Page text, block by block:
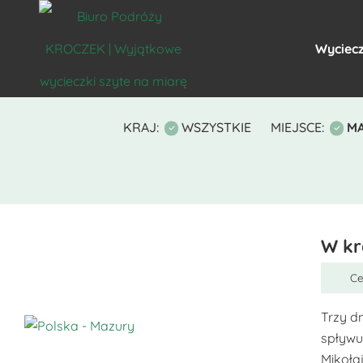
KRAJ: WSZYSTKIE MIEJSCE:
W
Trzy